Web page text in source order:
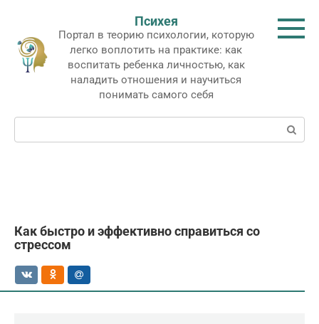
контенту
Психея
Портал в теорию психологии, которую
легко воплотить на практике: как
воспитать ребенка личностью, как
наладить отношения и научиться
понимать самого себя
Поиск:
Как быстро и эффективно справиться со
стрессом